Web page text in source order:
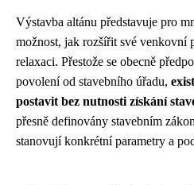
Výstavba altánu představuje pro
možnost, jak rozšířit své venkovní
relaxaci. Přestože se obecně
povolení od stavebního úřadu,
postavit bez nutnosti získání
přesně definovány stavebním
stanovují konkrétní parametry a